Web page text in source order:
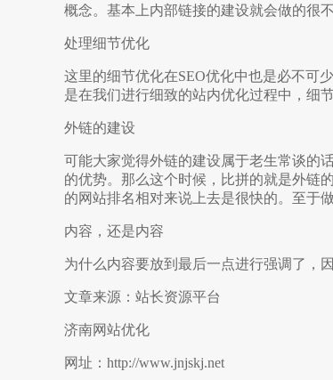
概念。基本上内部链接的建设就会做的很不
处理细节优化
这里的细节优化在SEO优化中也是必不可
是在我们进行细致的站内优化过程中，细
外链的建设
可能大家觉得外链的建设属于老生常谈的
的优势。那么这个时候，比拼的就是外链的
的网站排名相对来说上去是很快的。至于
内容，还是内容
为什么内容要放到最后一点进行强调了，
文章来源：站长资源平台
济南网站优化
网址：http://www.jnjskj.net